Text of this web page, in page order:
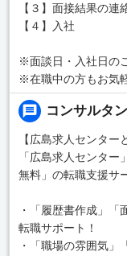
【３】面接結果の連
【４】入社
※面談日・入社日の
※在職中の方もお気
コンサルタ
【広島求人センター
「広島求人センタ
無料」の転職支援サ
・「履歴書作成」
転職サポート！
・「職場の雰囲気